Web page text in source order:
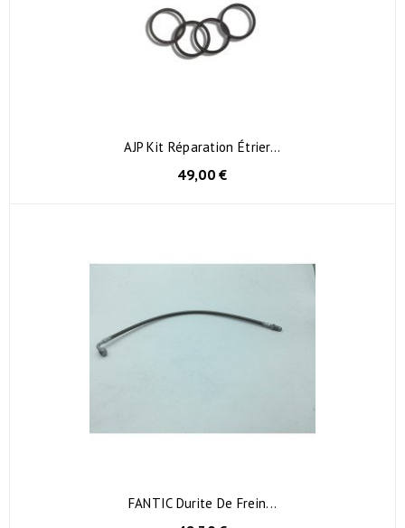
AJP Kit Réparation Étrier...
49,00 €
FANTIC Durite De Frein...